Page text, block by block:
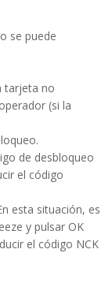
se puede
tarjeta no
(si la
de desbloqueo
el código
esta situación, es
y pulsar OK
el código NCK